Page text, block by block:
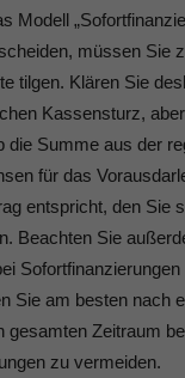
Modell
müssen Sie
tilgen. Klären Sie
Kassensturz,
die Summe aus der
für das
entspricht, den Sie
Beachten Sie
Sie am besten nach
gesamten Zeitraum
zu vermeiden.